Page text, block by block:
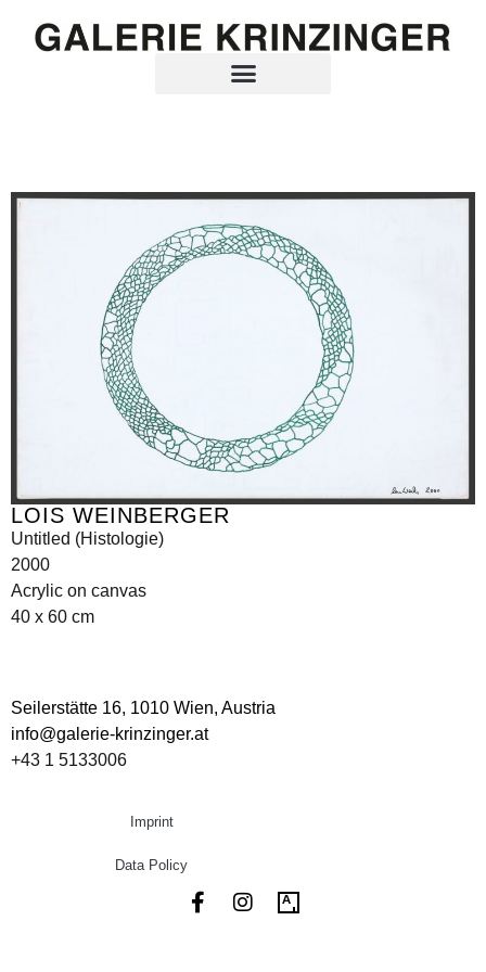
LOIS WEINBERGER
Untitled (Histologie)
2000
Acrylic on canvas
40 x 60 cm
Seilerstätte 16, 1010 Wien, Austria
info@galerie-krinzinger.at
+43 1 5133006
Imprint
Data Policy